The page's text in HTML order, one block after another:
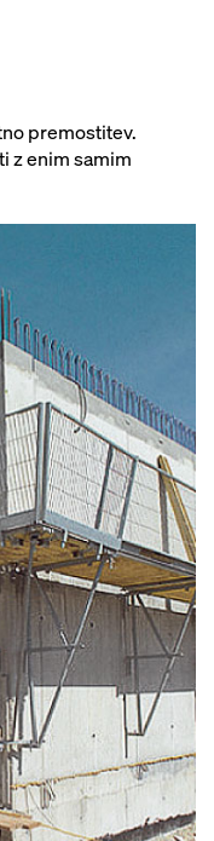
premostitev.
z enim samim